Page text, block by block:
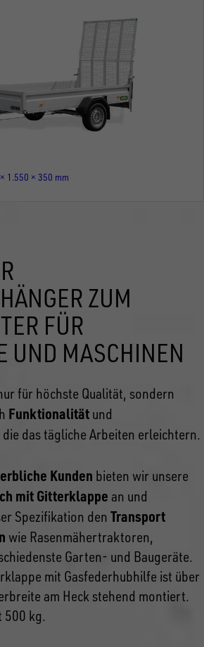
1.550 × 350 mm
ZUM
FÜR
UND MASCHINEN
für höchste Qualität, sondern
Funktionalität und
die das tägliche Arbeiten erleichtern.
Kunden bieten wir unsere
mit Gitterklappe an und
Spezifikation den Transport
wie Rasenmähertraktoren,
Garten- und Baugeräte.
mit Gasfederhubhilfe ist über
am Heck stehend montiert.
500 kg.